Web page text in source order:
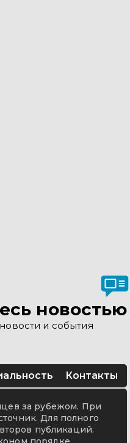
новостью
и события
Контакты
за рубежом. При
Для полного
публикаций.